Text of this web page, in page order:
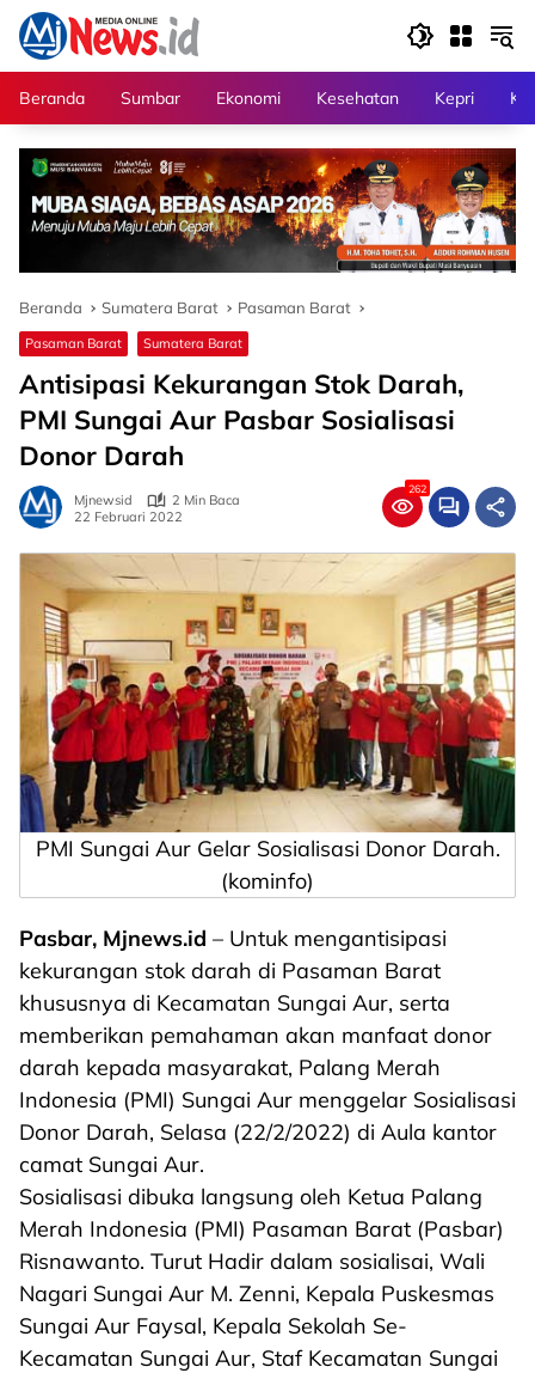
Langsung
konten
Beranda
Sumbar Ekonomi Kesehatan Kepri
Beranda Sumatera Barat Pasaman Barat
Pasaman Barat Sumatera Barat
Antisipasi Kekurangan Stok Darah,
PMI Sungai Aur Pasbar Sosialisasi
Donor Darah
Mjnewsid
2 Min Baca
22 Februari 2022
262
PMI Sungai Aur Gelar Sosialisasi Donor Darah.
(kominfo)
Pasbar, Mjnews.id – Untuk mengantisipasi
kekurangan stok darah di Pasaman Barat
khususnya di Kecamatan Sungai Aur, serta
memberikan pemahaman akan manfaat donor
darah kepada masyarakat, Palang Merah
Indonesia (PMI) Sungai Aur menggelar Sosialisasi
Donor Darah, Selasa (22/2/2022) di Aula kantor
camat Sungai Aur.
Sosialisasi dibuka langsung oleh Ketua Palang
Merah Indonesia (PMI) Pasaman Barat (Pasbar)
Risnawanto. Turut Hadir dalam sosialisai, Wali
Nagari Sungai Aur M. Zenni, Kepala Puskesmas
Sungai Aur Faysal, Kepala Sekolah Se-
Kecamatan Sungai Aur, Staf Kecamatan Sungai